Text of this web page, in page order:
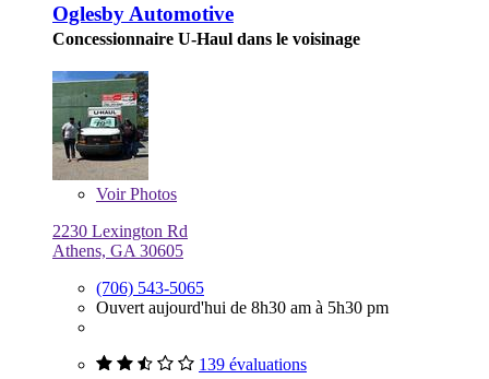
Oglesby Automotive
Concessionnaire U-Haul dans le voisinage
VoirPhotos
2230 Lexington Rd
Athens, GA 30605
(706) 543-5065
Ouvert aujourd'hui de 8h30 am à 5h30 pm
139 évaluations